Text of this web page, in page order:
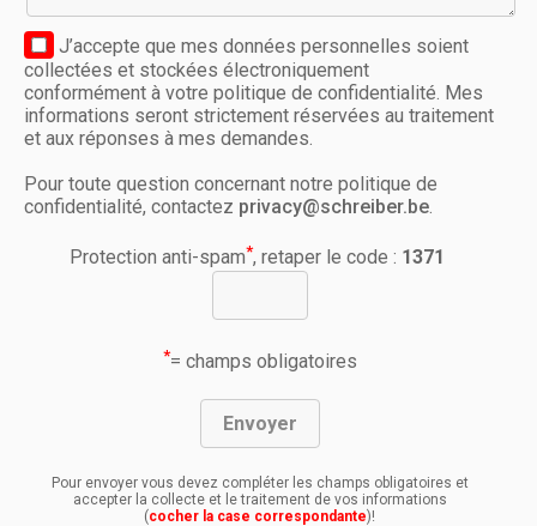
J’accepte que mes données personnelles soient
collectées et stockées électroniquement
conformément à votre politique de confidentialité. Mes
informations seront strictement réservées au traitement
et aux réponses à mes demandes.
Pour toute question concernant notre politique de
confidentialité, contactez privacy@schreiber.be.
Protection anti-spam*, retaper le code : 1371
*= champs obligatoires
Pour envoyer vous devez compléter les champs obligatoires et
accepter la collecte et le traitement de vos informations
(cocher la case correspondante)!